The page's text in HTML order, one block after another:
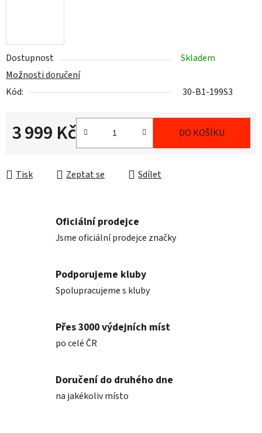
Dostupnost
Skladem
Možnosti doručení
Kód:
30-B1-199S3
3 999 Kč DO KOŠÍKU
Tisk Zeptat se Sdílet
Oficiální prodejce
Jsme oficiální prodejce značky
Podporujeme kluby
Spolupracujeme s kluby
Přes 3000 výdejních míst
po celé ČR
Doručení do druhého dne
na jakékoliv místo